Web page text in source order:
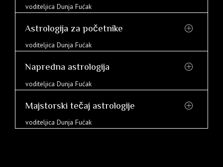
voditeljica Dunja Fućak
Astrologija za početnike
voditeljica Dunja Fućak
Napredna astrologija
voditeljica Dunja Fućak
Majstorski tečaj astrologije
voditeljica Dunja Fućak